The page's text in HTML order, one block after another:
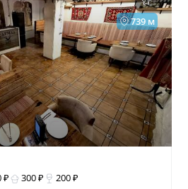
739 м
₽ 300 ₽ 200 ₽